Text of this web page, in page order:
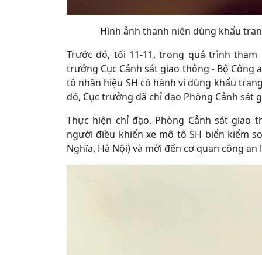
Hình ảnh thanh niên dùng khẩu
Trước đó, tối 11-11, trong quá trình
trưởng Cục Cảnh sát giao thông - Bộ
tô nhãn hiệu SH có hành vi dùng khẩu
đó, Cục trưởng đã chỉ đạo Phòng Cảnh sát
Thực hiện chỉ đạo, Phòng Cảnh sát giao
người điều khiển xe mô tô SH biển kiểm
Nghĩa, Hà Nội) và mời đến cơ quan công an